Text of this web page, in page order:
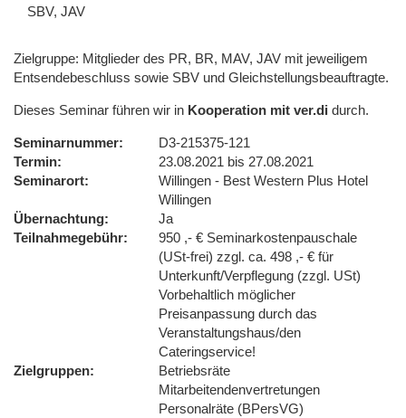
SBV, JAV
Zielgruppe: Mitglieder des PR, BR, MAV, JAV mit jeweiligem
Entsendebeschluss sowie SBV und Gleichstellungsbeauftragte.
Dieses Seminar führen wir in Kooperation mit ver.di durch.
Seminarnummer
D3-215375-121
Termin
23.08.2021 bis 27.08.2021
Seminarort
Willingen - Best Western Plus Hotel
Willingen
Übernachtung
Ja
Teilnahmegebühr
950 ,- € Seminarkostenpauschale
(USt-frei) zzgl. ca. 498 ,- € für
Unterkunft/Verpflegung (zzgl. USt)
Vorbehaltlich möglicher
Preisanpassung durch das
Veranstaltungshaus/den
Cateringservice!
Zielgruppen
Betriebsräte
Mitarbeitendenvertretungen
Personalräte (BPersVG)